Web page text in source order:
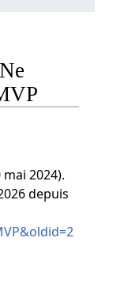
2024).
depuis